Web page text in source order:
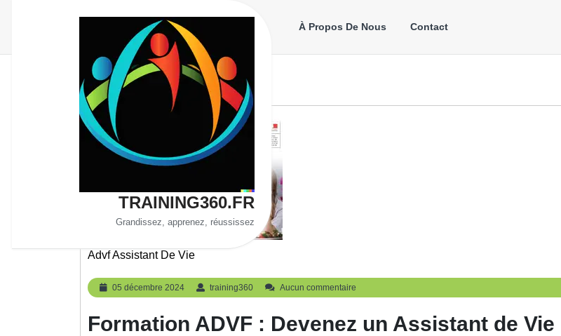
TRAINING360.FR
Grandissez, apprenez, réussissez
À Propos De Nous Contact
Advf Assistant De Vie
05 décembre 2024
05
décembre
training360 training360
Aucun commentaire
Formation ADVF : Devenez un Assistant de Vie